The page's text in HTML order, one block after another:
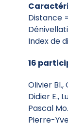
Distance
Index de
16
Olivier Bl.,
Didier E.,
Pascal
Pierre-